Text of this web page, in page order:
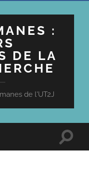
:
DE LA
de l'UT2J
Toggle